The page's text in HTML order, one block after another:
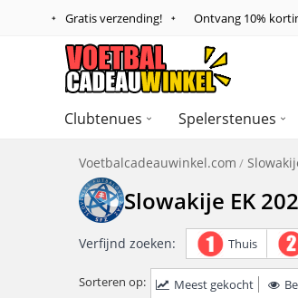
Gratis verzending! Ontvang 10%
Clubtenues Spelerstenues
Voetbalcadeauwinkel.com
Slowakije EK
Verfijnd zoeken: Thuis
Sorteren op: Meest gekocht